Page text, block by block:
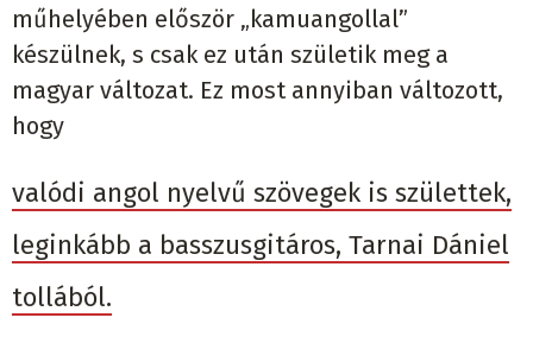
műhelyében először „kamuangollal”
készülnek, s csak ez után születik meg a
magyar változat. Ez most annyiban változott,
hogy
valódi angol nyelvű szövegek is születtek,
leginkább a basszusgitáros, Tarnai Dániel
tollából.